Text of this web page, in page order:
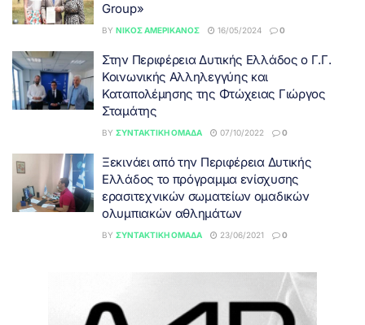
Group»
BY ΝΊΚΟΣ ΑΜΕΡΙΚΆΝΟΣ 16/05/2024 0
Στην Περιφέρεια Δυτικής Ελλάδος ο Γ.Γ.
Κοινωνικής Αλληλεγγύης και
Καταπολέμησης της Φτώχειας Γιώργος
Σταμάτης
BY ΣΥΝΤΑΚΤΙΚΉ ΟΜΆΔΑ 07/10/2022 0
Ξεκινάει από την Περιφέρεια Δυτικής
Ελλάδος το πρόγραμμα ενίσχυσης
ερασιτεχνικών σωματείων ομαδικών
ολυμπιακών αθλημάτων
BY ΣΥΝΤΑΚΤΙΚΉ ΟΜΆΔΑ 23/06/2021 0